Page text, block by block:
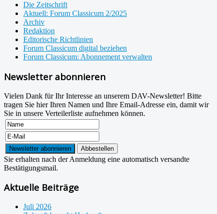
Die Zeitschrift
Aktuell: Forum Classicum 2/2025
Archiv
Redaktion
Editorische Richtlinien
Forum Classicum digital beziehen
Forum Classicum: Abonnement verwalten
Newsletter abonnieren
Vielen Dank für Ihr Interesse an unserem DAV-Newsletter! Bitte
tragen Sie hier Ihren Namen und Ihre Email-Adresse ein, damit wir
Sie in unsere Verteilerliste aufnehmen können.
Sie erhalten nach der Anmeldung eine automatisch versandte
Bestätigungsmail.
Aktuelle Beiträge
Juli 2026